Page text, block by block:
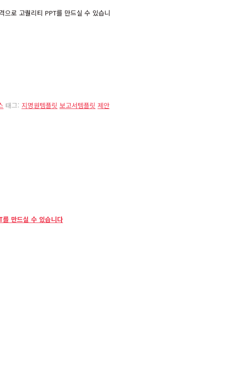
으로 고퀄리티 PPT를 만드실 수 있습니
태그: 지명원템플릿 보고서템플릿 제안
만드실 수 있습니다